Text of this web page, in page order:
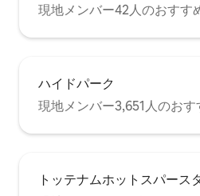
現地メンバー42人のおすす
ハイドパーク
現地メンバー3,651人のおす
トッテナムホットスパース